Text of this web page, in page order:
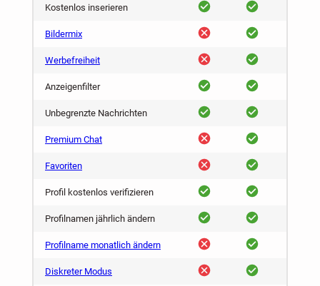
Kostenlos inserieren ja ja
Bildermix nein ja
Werbefreiheit nein ja
Anzeigenfilter ja ja
Unbegrenzte Nachrichten ja ja
Premium Chat nein ja
Favoriten nein ja
Profil kostenlos verifizieren ja ja
Profilnamen jährlich ändern ja ja
Profilname monatlich ändern nein ja
Diskreter Modus nein ja